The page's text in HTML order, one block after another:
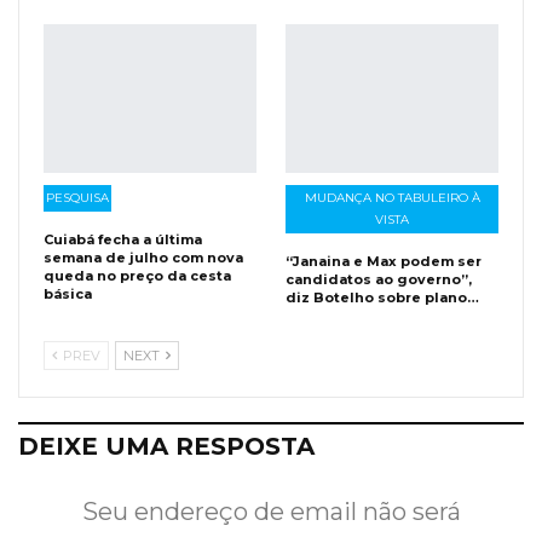
PESQUISA
Cuiabá fecha a última
semana de julho com nova
queda no preço da cesta
básica
MUDANÇA NO TABULEIRO À
VISTA
“Janaina e Max podem ser
candidatos ao governo”,
diz Botelho sobre plano…
PREV NEXT
DEIXE UMA RESPOSTA
Seu endereço de email não será